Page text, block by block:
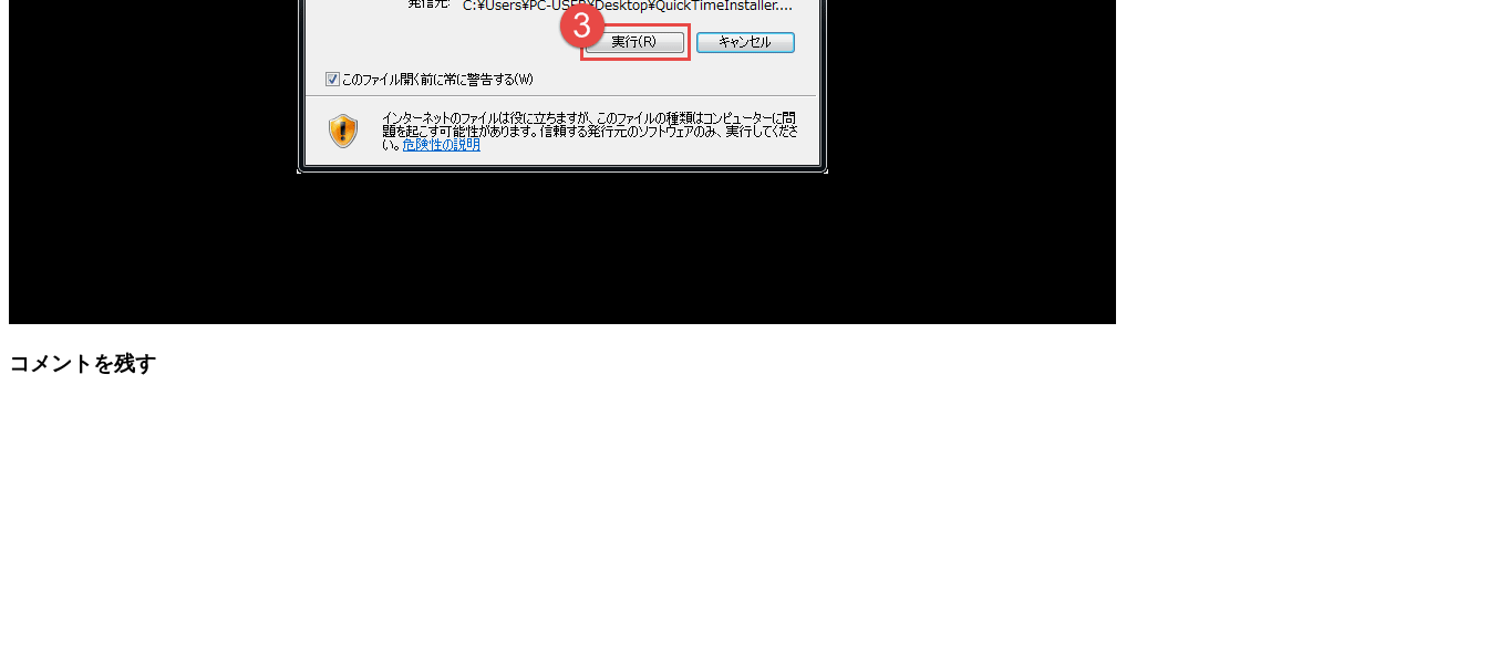
Reader
コメントを残す